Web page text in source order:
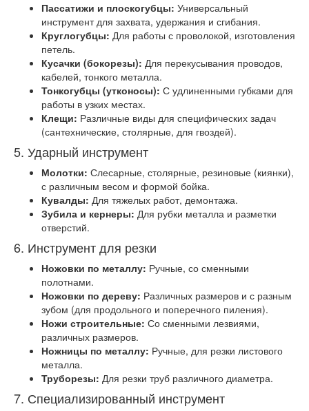
Пассатижи и плоскогубцы: Универсальный
инструмент для захвата, удержания и сгибания.
Круглогубцы: Для работы с проволокой, изготовления
петель.
Кусачки (бокорезы): Для перекусывания проводов,
кабелей, тонкого металла.
Тонкогубцы (утконосы): С удлиненными губками для
работы в узких местах.
Клещи: Различные виды для специфических задач
(сантехнические, столярные, для гвоздей).
5. Ударный инструмент
Молотки: Слесарные, столярные, резиновые (киянки),
с различным весом и формой бойка.
Кувалды: Для тяжелых работ, демонтажа.
Зубила и кернеры: Для рубки металла и разметки
отверстий.
6. Инструмент для резки
Ножовки по металлу: Ручные, со сменными
полотнами.
Ножовки по дереву: Различных размеров и с разным
зубом (для продольного и поперечного пиления).
Ножи строительные: Со сменными лезвиями,
различных размеров.
Ножницы по металлу: Ручные, для резки листового
металла.
Труборезы: Для резки труб различного диаметра.
7. Специализированный инструмент